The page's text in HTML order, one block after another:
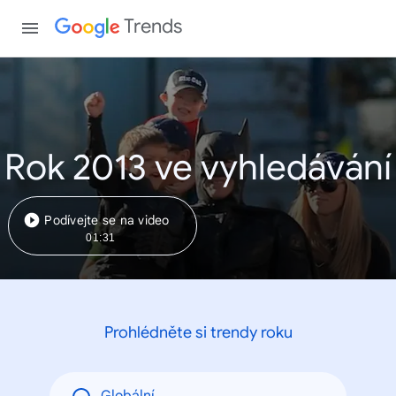
Trends
Rok 2013 ve vyhledávání
Podívejte se na video
01:31
Prohlédněte si trendy roku